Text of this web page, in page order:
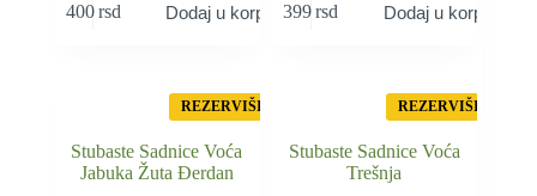
400rsd Dodaj u korpu 399 rsd Dodaj u korpu
REZERVIŠI
Stubaste Sadnice Voća
Jabuka Žuta Đerdan
REZERVIŠI
Stubaste Sadnice Voća
Trešnja